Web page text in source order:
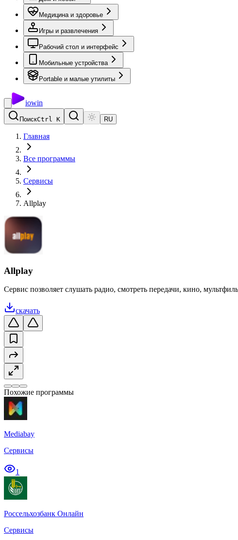
Медицина и здоровье
Игры и развлечения
Рабочий стол и интерфейс
Мобильные устройства
Portable и малые утилиты
iowin
ПоискCtrl K RU
Главная
Все программы
Сервисы
Allplay
Allplay
Сервис позволяет слушать радио, смотреть передачи, кино,
скачать
Похожие программы
Mediabay
Сервисы
1
Россельхозбанк Онлайн
Сервисы